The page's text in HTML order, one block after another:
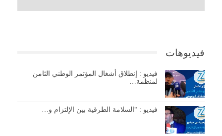
فيديوهات
فيديو : إنطلاق أشغال المؤتمر الوطني الثامن
لمنظمة…
فيديو : “السلامة الطرقية بين الإلتزام و…